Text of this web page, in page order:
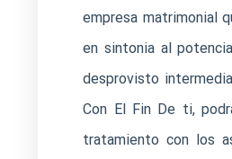
empresa matrimonial
en sintonia al
desprovisto
Con El Fin De ti,
tratamiento con los